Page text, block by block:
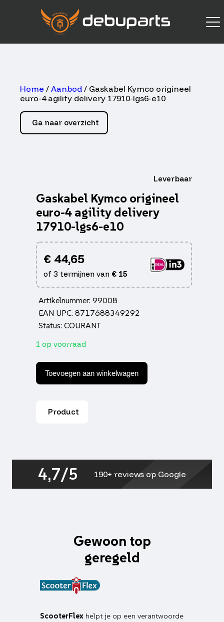
Home / Aanbod / Gaskabel Kymco origineel
euro-4 agility delivery 17910-lgs6-e10
Ga naar overzicht
Leverbaar
Gaskabel Kymco origineel
euro-4 agility delivery
17910-lgs6-e10
€44,65
of 3 termijnen van €15
Artikelnummer: 99008
EAN UPC: 8717688349292
Status: COURANT
1 op voorraad
Kymco
origineel
euro-
delivery
Toevoegen aan winkelwagen
Product
4,7/5 190+ reviews op Google
Gewoon top
geregeld
ScooterFlex helpt je op een verantwoorde